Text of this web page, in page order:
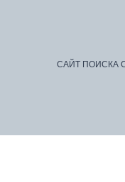
САЙТ ПОИСКА